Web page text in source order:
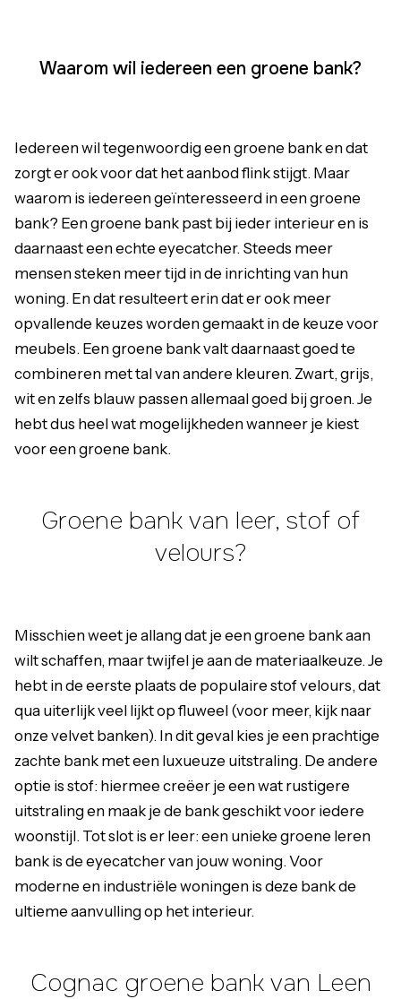
Waarom wil iedereen een groene bank?
Iedereen wil tegenwoordig een groene bank en dat
zorgt er ook voor dat het aanbod flink stijgt. Maar
waarom is iedereen geïnteresseerd in een groene
bank? Een groene bank past bij ieder interieur en is
daarnaast een echte eyecatcher. Steeds meer
mensen steken meer tijd in de inrichting van hun
woning. En dat resulteert erin dat er ook meer
opvallende keuzes worden gemaakt in de keuze voor
meubels. Een groene bank valt daarnaast goed te
combineren met tal van andere kleuren. Zwart, grijs,
wit en zelfs blauw passen allemaal goed bijgroen. Je
hebt dus heel wat mogelijkheden wanneer je kiest
voor een groene bank.
Groene bank van leer, stof of
velours?
Misschien weet je allang dat je een groene bank aan
wilt schaffen, maar twijfel je aan de materiaalkeuze. Je
hebt in de eerste plaats de populaire stof velours, dat
qua uiterlijk veel lijkt op fluweel (voor meer, kijk naar
onze velvet banken). In dit geval kies je een prachtige
zachte bank met een luxueuze uitstraling. De andere
optie is stof: hiermee creëer je een wat rustigere
uitstraling en maak je de bank geschikt voor iedere
woonstijl. Tot slot is er leer: een unieke groene leren
bank is de eyecatcher van jouw woning. Voor
moderne en industriële woningen is deze bank de
ultieme aanvulling op het interieur.
Cognac groene bank van Leen